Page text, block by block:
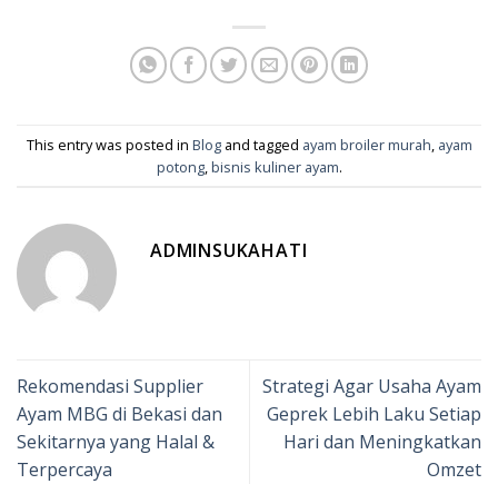
This entry was posted in Blogand tagged ayam broiler murah ayam
potong, bisnis kuliner ayam.
ADMINSUKAHATI
Rekomendasi Supplier
Ayam MBG di Bekasi dan
Sekitarnya yang Halal &
Terpercaya
Strategi Agar Usaha Ayam
Geprek Lebih Laku Setiap
Hari dan Meningkatkan
Omzet